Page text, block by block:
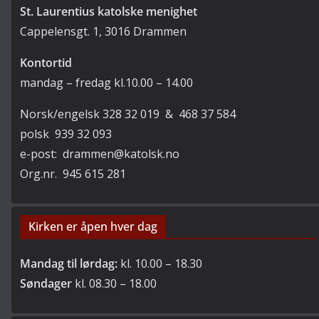
St. Laurentius katolske menighet
Cappelensgt. 1, 3016 Drammen
Kontortid
mandag – fredag kl.10.00 – 14.00
Norsk/engelsk 328 32 019 & 468 37 584
polsk 939 32 093
e-post: drammen@katolsk.no
Org.nr. 945 615 281
Kirken er åpen hver dag
Mandag til lørdag: kl. 10.00 – 18.30
Søndager kl. 08.30 – 18.00